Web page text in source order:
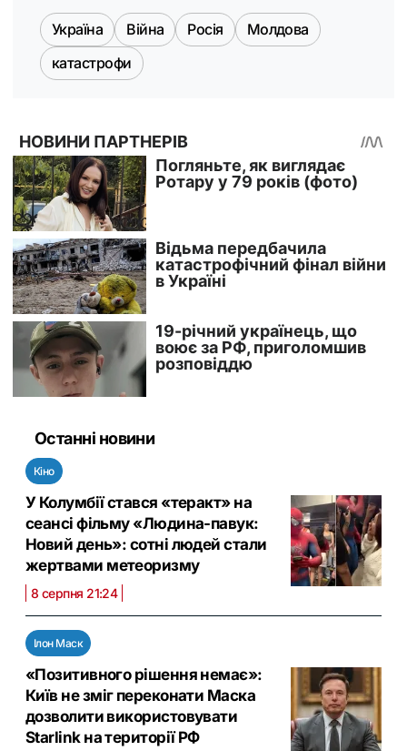
Україна Війна Росія
Молдова
катастрофи
Останні новини
Кіно
У Колумбії стався «теракт» на
сеансі фільму «Людина-павук:
Новий день»: сотні людей стали
жертвами метеоризму
8 серпня 21:24
Ілон Маск
«Позитивного рішення немає»:
Київ не зміг переконати Маска
дозволити використовувати
Starlink на території РФ